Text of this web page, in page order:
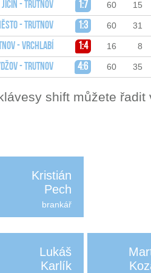
Jičín - Trutnov 1:7 60 15
- Trutnov 1:3 60 31
- Vrchlabí 1:4 16 8
- Trutnov 4:6 60 35
shift můžete řadit
Kristián
Pech
brankář
Lukáš
Karlík